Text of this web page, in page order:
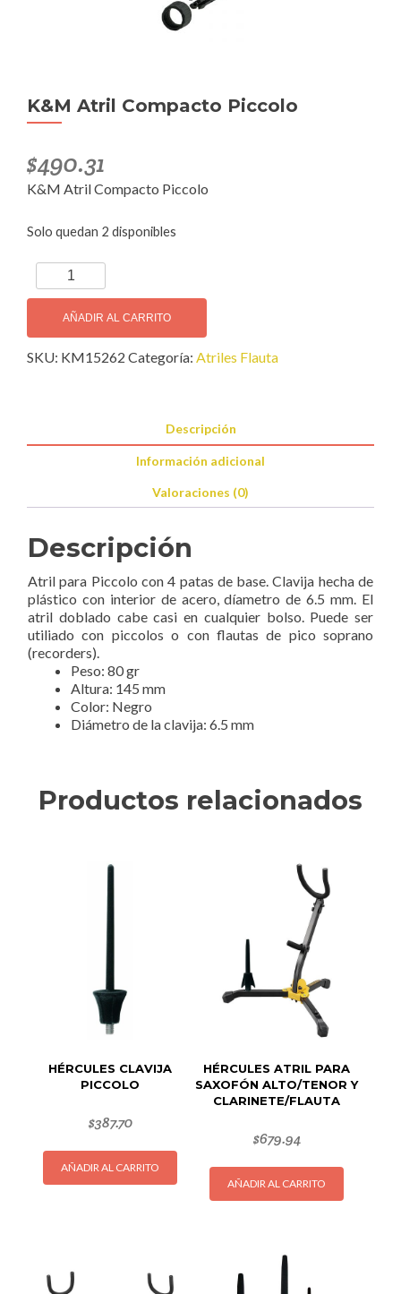
K&M Atril Compacto Piccolo
$490.31
K&M Atril Compacto Piccolo
Solo quedan 2 disponibles
K&M
Atril
Compacto
Piccolo
cantidad
AÑADIR AL CARRITO
SKU: KM15262 Categoría: Atriles Flauta
Descripción
Información adicional
Valoraciones (0)
Descripción
Atril para Piccolo con 4 patas de base. Clavija hecha de
plástico con interior de acero, díametro de 6.5 mm. El
atril doblado cabe casi en cualquier bolso. Puede ser
utiliado con piccolos o con flautas de pico soprano
(recorders).
Peso: 80 gr
Altura: 145 mm
Color: Negro
Diámetro de la clavija: 6.5 mm
Productos relacionados
HÉRCULES CLAVIJA
PICCOLO
$387.70
AÑADIR AL CARRITO
HÉRCULES ATRIL PARA
SAXOFÓN ALTO/TENOR Y
CLARINETE/FLAUTA
$679.94
AÑADIR AL CARRITO